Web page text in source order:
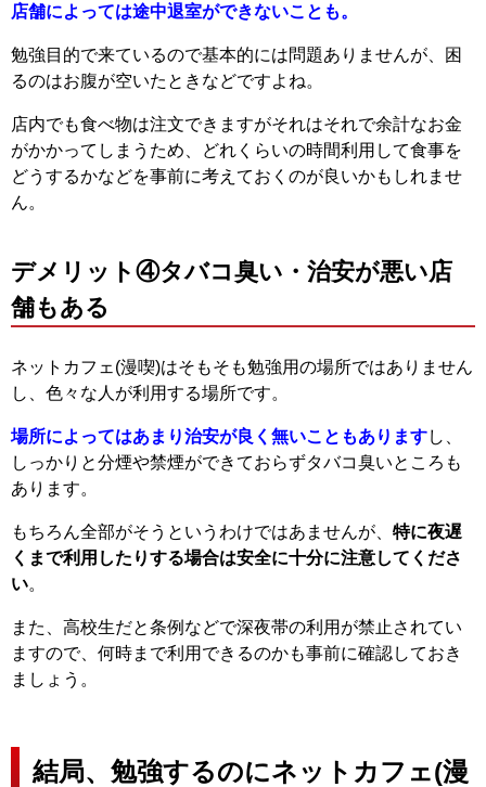
店舗によっては途中退室ができないことも。
勉強目的で来ているので基本的には問題ありませんが、困
るのはお腹が空いたときなどですよね。
店内でも食べ物は注文できますがそれはそれで余計なお金
がかかってしまうため、どれくらいの時間利用して食事を
どうするかなどを事前に考えておくのが良いかもしれませ
ん。
デメリット④タバコ臭い・治安が悪い店
舗もある
ネットカフェ(漫喫)はそもそも勉強用の場所ではありません
し、色々な人が利用する場所です。
場所によってはあまり治安が良く無いこともありますし、
しっかりと分煙や禁煙ができておらずタバコ臭いところも
あります。
もちろん全部がそうというわけではあませんが、 特に夜遅
くまで利用したりする場合は安全に十分に注意してくださ
い。
また、高校生だと条例などで深夜帯の利用が禁止されてい
ますので、何時まで利用できるのかも事前に確認しておき
ましょう。
結局、勉強するのにネットカフェ(漫